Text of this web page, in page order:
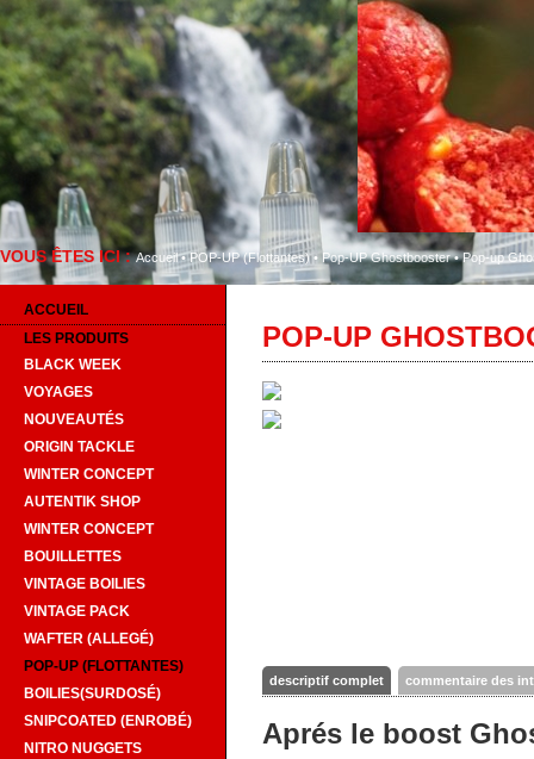
VOUS ÊTES ICI :Accueil•POP-UP (Flottantes)• Pop-UP Ghostbooster•Pop-up
Bienvenue sur
ACCUEIL
LES PRODUITS
BLACK WEEK
VOYAGES
NOUVEAUTÉS
ORIGIN TACKLE
WINTER CONCEPT
AUTENTIK SHOP
WINTER CONCEPT
BOUILLETTES
VINTAGE BOILIES
VINTAGE PACK
WAFTER (ALLEGÉ)
POP-UP (FLOTTANTES)
BOILIES(SURDOSÉ)
SNIPCOATED (ENROBÉ)
NITRO NUGGETS
POP-UP
descriptif complet commentaire des
Aprés le boost